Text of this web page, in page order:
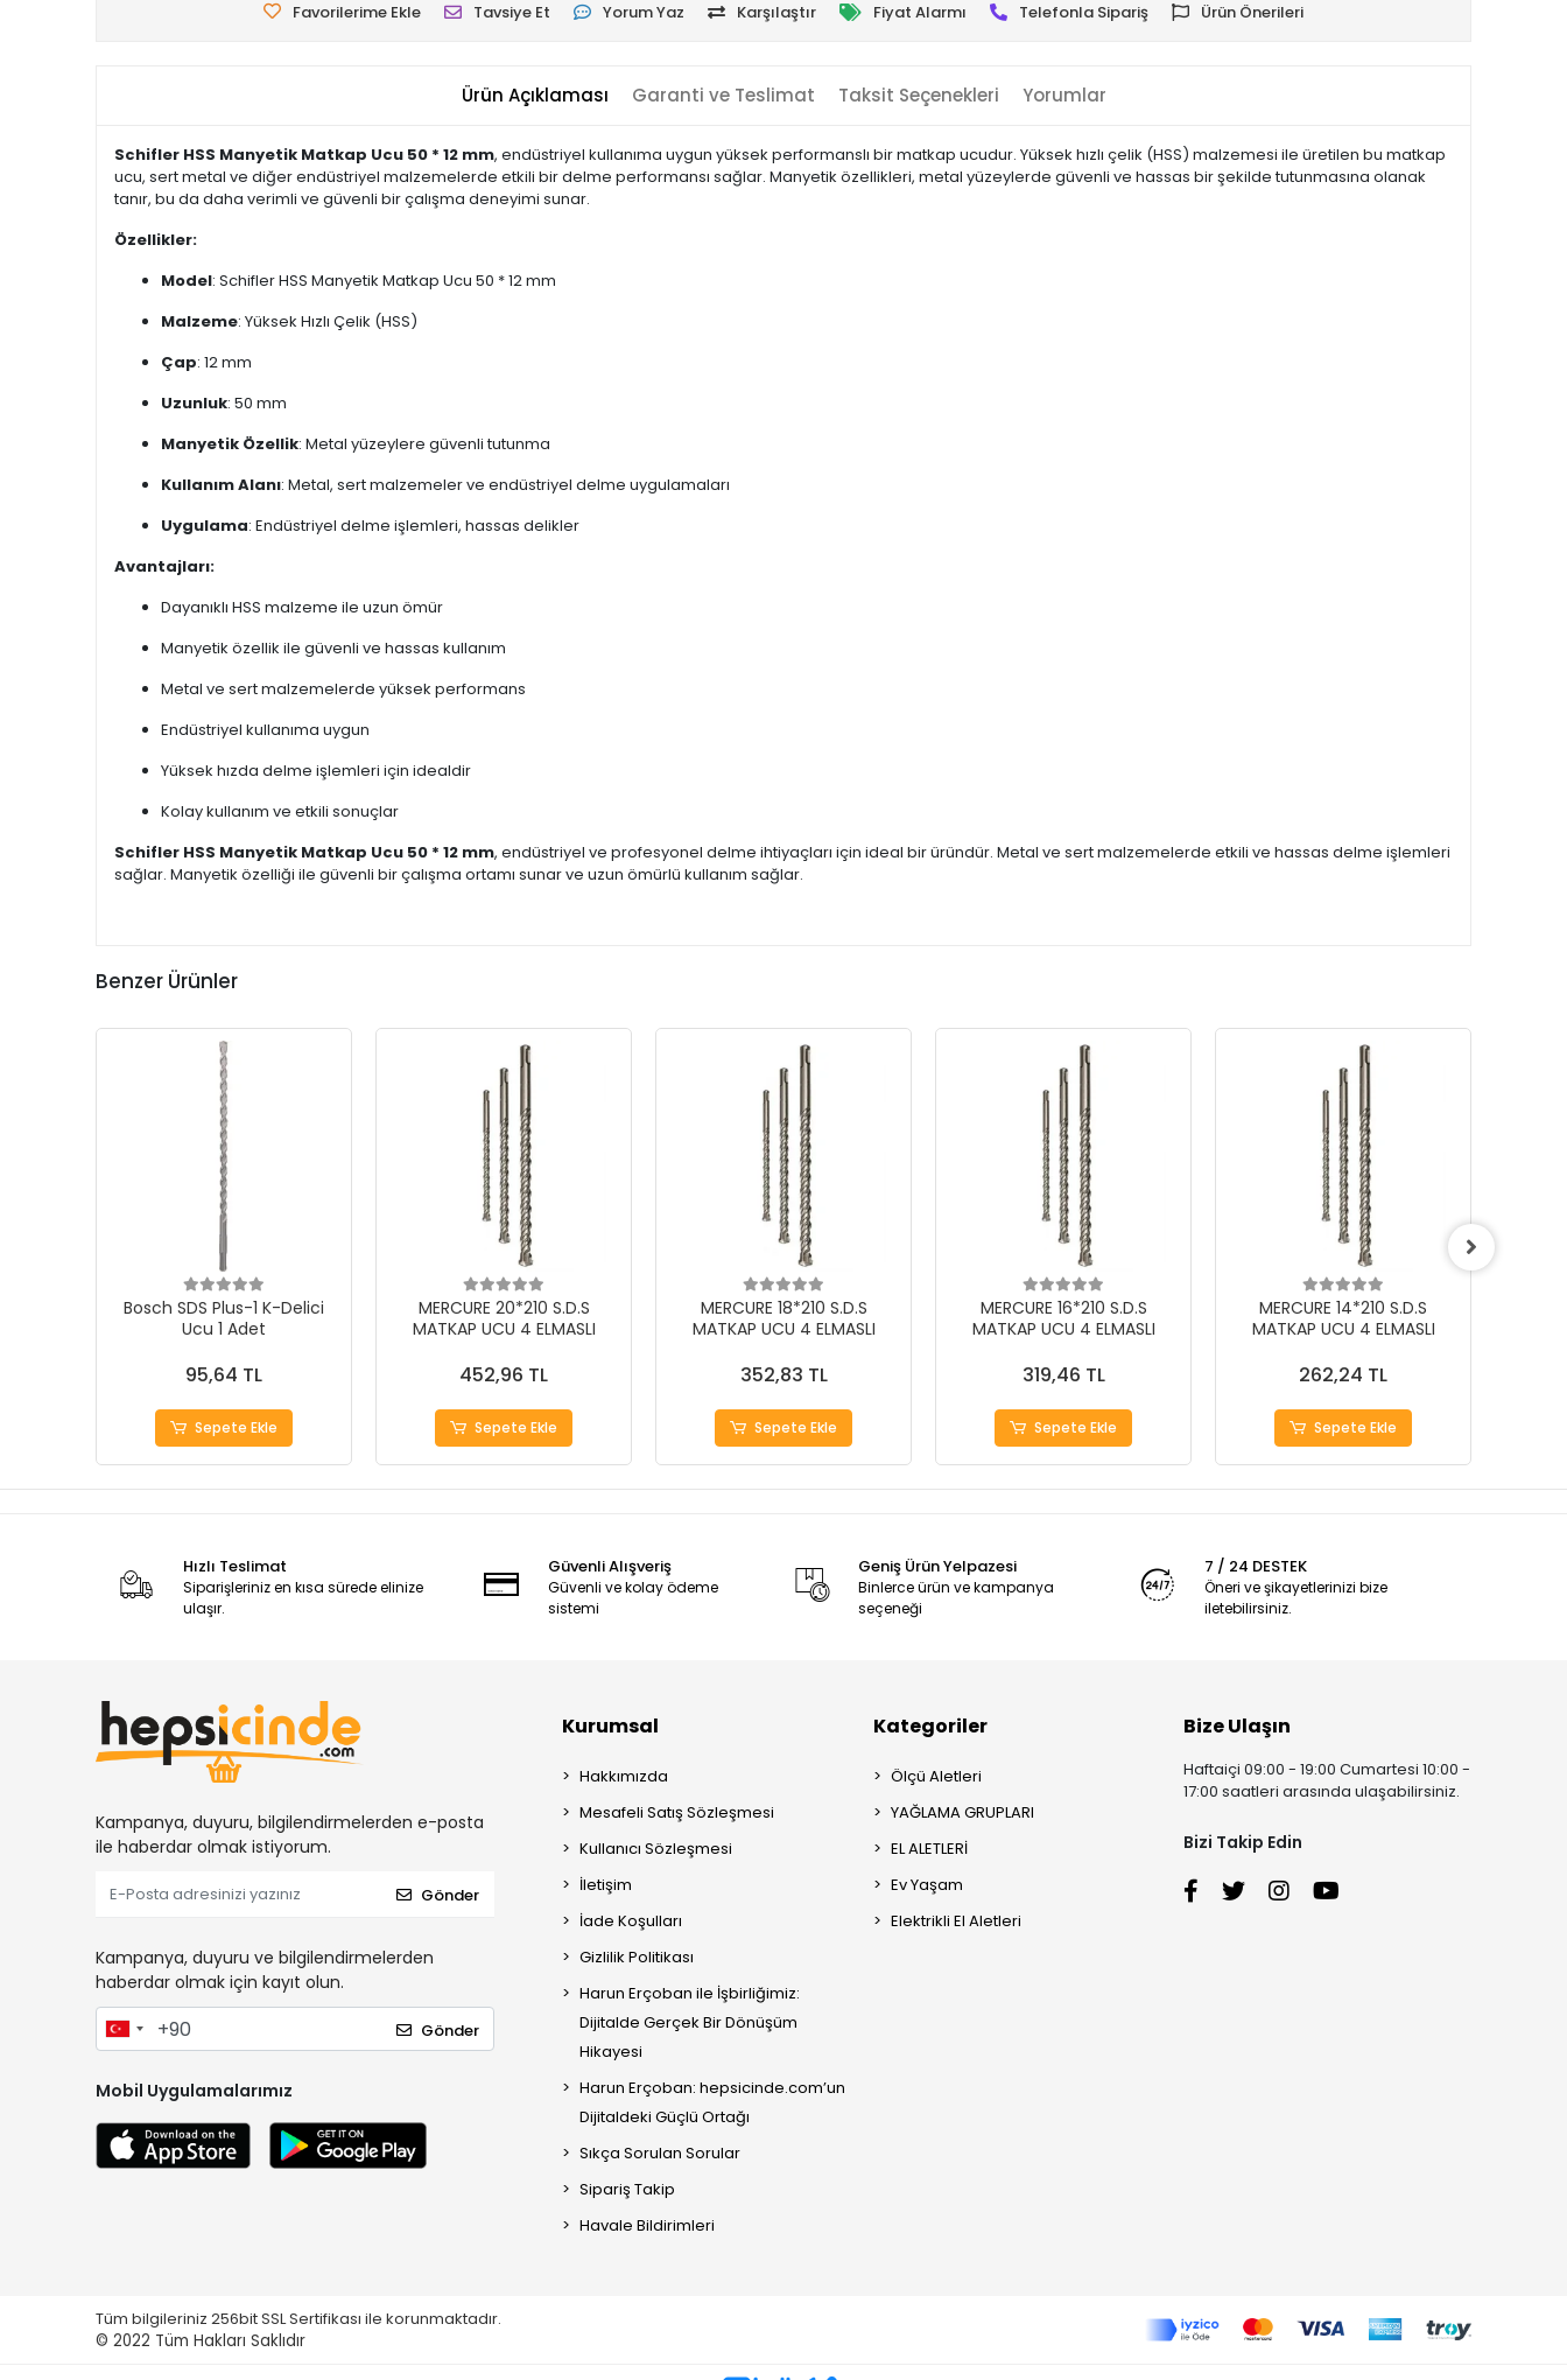
Favorilerime Ekle Tavsiye Et Yorum Yaz Karşılaştır Fiyat Alarmı Telefonla Sipariş Ürün Önerileri
Ürün Açıklaması Garanti ve Teslimat Taksit Seçenekleri Yorumlar
Schifler HSS Manyetik Matkap Ucu 50 * 12 mm, endüstriyel kullanıma uygun yüksek performanslı bir matkap ucudur. Yüksek hızlı çelik (HSS) malzemesi ile üretilen bu matkap
ucu, sert metal ve diğer endüstriyel malzemelerde etkili bir delme performansı sağlar. Manyetik özellikleri, metal yüzeylerde güvenli ve hassas bir şekilde tutunmasına olanak
tanır, bu da daha verimli ve güvenli bir çalışma deneyimi sunar.
Özellikler:
Model: Schifler HSS Manyetik Matkap Ucu 50 * 12 mm
Malzeme: Yüksek Hızlı Çelik (HSS)
Çap: 12 mm
Uzunluk: 50 mm
Manyetik Özellik: Metal yüzeylere güvenli tutunma
Kullanım Alanı: Metal, sert malzemeler ve endüstriyel delme uygulamaları
Uygulama: Endüstriyel delme işlemleri, hassas delikler
Avantajları:
Dayanıklı HSS malzeme ile uzun ömür
Manyetik özellik ile güvenli ve hassas kullanım
Metal ve sert malzemelerde yüksek performans
Endüstriyel kullanıma uygun
Yüksek hızda delme işlemleri için idealdir
Kolay kullanım ve etkili sonuçlar
Schifler HSS Manyetik Matkap Ucu 50 * 12 mm, endüstriyel ve profesyonel delme ihtiyaçları için ideal bir üründür. Metal ve sert malzemelerde etkili ve hassas delme işlemleri
sağlar. Manyetik özelliği ile güvenli bir çalışma ortamı sunar ve uzun ömürlü kullanım sağlar.
Benzer Ürünler
Bosch SDS Plus-1 K-Delici
Ucu 1 Adet
95,64 TL
Sepete Ekle
MERCURE 20*210 S.D.S
MATKAP UCU 4 ELMASLI
452,96 TL
Sepete Ekle
MERCURE 18*210 S.D.S
MATKAP UCU 4 ELMASLI
352,83 TL
Sepete Ekle
MERCURE 16*210 S.D.S
MATKAP UCU 4 ELMASLI
319,46 TL
Sepete Ekle
MERCURE 14*210 S.D.S
MATKAP UCU 4 ELMASLI
262,24 TL
Sepete Ekle
Hızlı Teslimat
Siparişleriniz en kısa sürede elinize
ulaşır.
Güvenli Alışveriş
Güvenli ve kolay ödeme
sistemi
Geniş Ürün Yelpazesi
Binlerce ürün ve kampanya
seçeneği
7 / 24 DESTEK
Öneri ve şikayetlerinizi bize
iletebilirsiniz.
Kampanya, duyuru, bilgilendirmelerden e-posta
ile haberdar olmak istiyorum.
Gönder
Kampanya, duyuru ve bilgilendirmelerden
haberdar olmak için kayıt olun.
Gönder
Mobil Uygulamalarımız
Kurumsal
Hakkımızda
Mesafeli Satış Sözleşmesi
Kullanıcı Sözleşmesi
İletişim
İade Koşulları
Gizlilik Politikası
Harun Erçoban ile İşbirliğimiz:
Dijitalde Gerçek Bir Dönüşüm
Hikayesi
Harun Erçoban: hepsicinde.com’un
Dijitaldeki Güçlü Ortağı
Sıkça Sorulan Sorular
Sipariş Takip
Havale Bildirimleri
Kategoriler
Ölçü Aletleri
YAĞLAMA GRUPLARI
EL ALETLERİ
Ev Yaşam
Elektrikli El Aletleri
Bize Ulaşın
Haftaiçi 09:00 - 19:00 Cumartesi 10:00 -
17:00 saatleri arasında ulaşabilirsiniz.
Bizi Takip Edin
Tüm bilgileriniz 256bit SSL Sertifikası ile korunmaktadır.
© 2022 Tüm Hakları Saklıdır